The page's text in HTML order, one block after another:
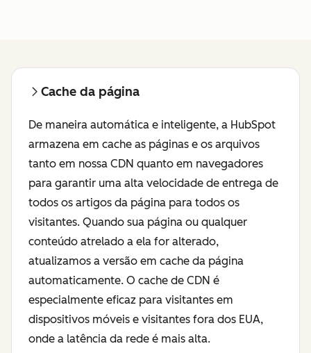
Cache da página
De maneira automática e inteligente, a HubSpot
armazena em cache as páginas e os arquivos
tanto em nossa CDN quanto em navegadores
para garantir uma alta velocidade de entrega de
todos os artigos da página para todos os
visitantes. Quando sua página ou qualquer
conteúdo atrelado a ela for alterado,
atualizamos a versão em cache da página
automaticamente. O cache de CDN é
especialmente eficaz para visitantes em
dispositivos móveis e visitantes fora dos EUA,
onde a latência da rede é mais alta.